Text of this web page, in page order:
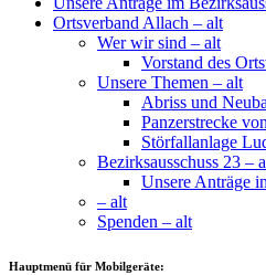
Ortsverband Allach – alt
Wer wir sind – alt
Vorstand des
Unsere Themen – alt
Abriss und
Panzerstrecke
Störfallanlage
Bezirksausschuss 23 –
Unsere Anträge
– alt
Spenden – alt
Hauptmenü für Mobilgeräte: